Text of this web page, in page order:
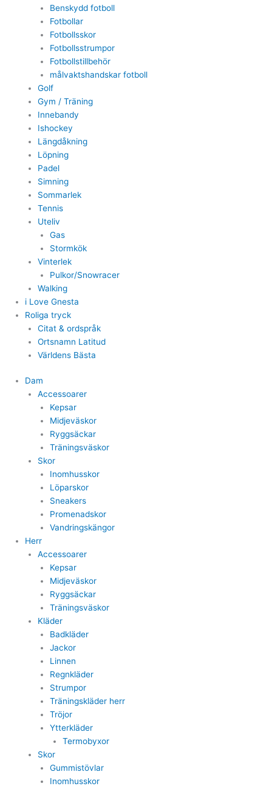
Benskydd fotboll
Fotbollar
Fotbollsskor
Fotbollsstrumpor
Fotbollstillbehör
målvaktshandskar fotboll
Golf
Gym / Träning
Innebandy
Ishockey
Längdåkning
Löpning
Padel
Simning
Sommarlek
Tennis
Uteliv
Gas
Stormkök
Vinterlek
Pulkor/Snowracer
Walking
i Love Gnesta
Roliga tryck
Citat & ordspråk
Ortsnamn Latitud
Världens Bästa
Dam
Accessoarer
Kepsar
Midjeväskor
Ryggsäckar
Träningsväskor
Skor
Inomhusskor
Löparskor
Sneakers
Promenadskor
Vandringskängor
Herr
Accessoarer
Kepsar
Midjeväskor
Ryggsäckar
Träningsväskor
Kläder
Badkläder
Jackor
Linnen
Regnkläder
Strumpor
Träningskläder herr
Tröjor
Ytterkläder
Termobyxor
Skor
Gummistövlar
Inomhusskor